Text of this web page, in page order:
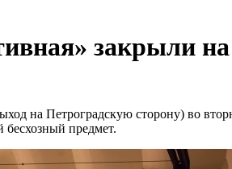
закрыли на
на Петроградскую сторону) во
предмет.